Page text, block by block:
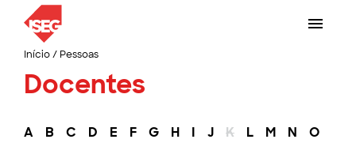
Início/ Pessoas
Docentes
A B C D E F G H I J K L M N O